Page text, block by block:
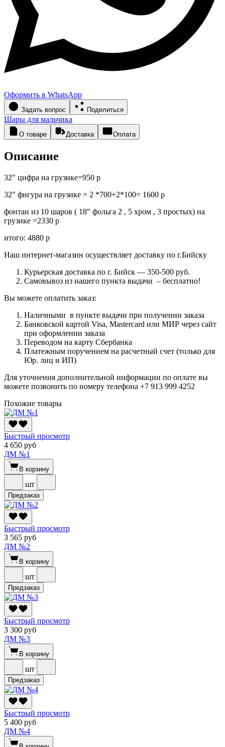
Оформить в WhatsApp
Задать вопрос Поделиться
Шары для мальчика
О товаре Доставка Оплата
Описание
32" цифра на грузике=950 р
32" фигура на грузике = 2 *700+2*100= 1600 р
фонтан из 10 шаров ( 18" фольга 2 , 5 хром , 3 простых) на
грузике =2330 р
итого: 4880 р
Наш интернет-магазин осуществляет доставку по г.Бийску
Курьерская доставка по г. Бийск — 350-500 руб.
Самовывоз из нашего пункта выдачи – бесплатно!
Вы можете оплатить заказ:
Наличными в пункте выдачи при получении заказа
Банковской картой Visa, Mastercard или МИР через сайт
при оформлении заказа
Переводом на карту Сбербанка
Платежным поручением на расчетный счет (только для
Юр. лиц и ИП)
Для уточнения дополнительной информации по оплате вы
можете позвонить по номеру телефона +7 913 999 4252
Похожие товары
Быстрый просмотр
4 650 руб
ДМ №1
В корзину
шт
Предзаказ
Быстрый просмотр
3 565 руб
ДМ №2
В корзину
шт
Предзаказ
Быстрый просмотр
3 300 руб
ДМ №3
В корзину
шт
Предзаказ
Быстрый просмотр
5 400 руб
ДМ №4